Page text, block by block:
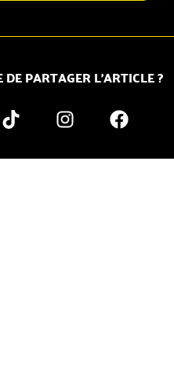
DE PARTAGER L’ARTICLE ?